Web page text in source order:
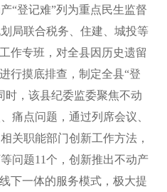
“登记难”列为重点民生监督
局联合税务、住建、城投等
作专班，对全县因历史遗留
行摸底排查，制定全县“登
时，该县纪委监委聚焦不动
痛点问题，通过列席会议、
关职能部门创新工作方法，
问题11个，创新推出不动产
下一体的服务模式，极大提